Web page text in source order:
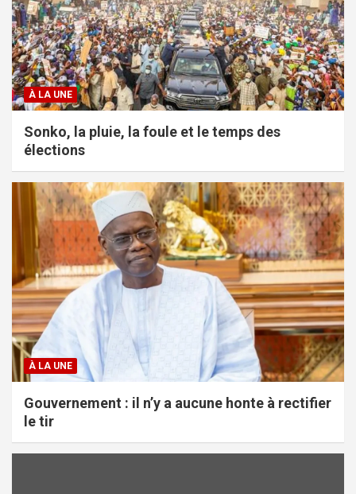
À LA UNE
Sonko, la pluie, la foule et le temps des
élections
À LA UNE
Gouvernement : il n’y a aucune honte à rectifier
le tir